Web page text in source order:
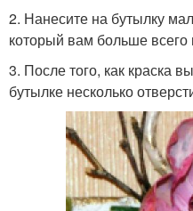
2. Нанесите на бутылку
который вам больше всего
3. После того, как краска
бутылке несколько